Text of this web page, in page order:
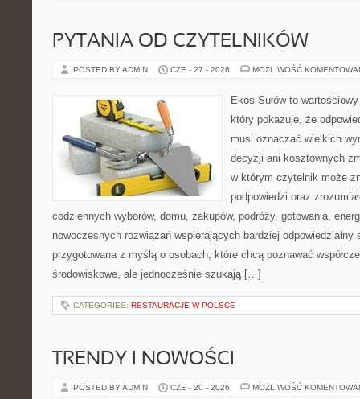
PYTANIA OD CZYTELNIKÓW
POSTED BY ADMIN CZE - 27 - 2026 MOŻLIWOŚĆ
Ekos-Sułów to
który pokazuje, że
musi oznaczać wielkich
decyzji ani kosztownych
w którym czytelnik może
podpowiedzi oraz
codziennych wyborów, domu, zakupów, podróży, gotowania,
nowoczesnych rozwiązań wspierających bardziej odpowiedzialny
przygotowana z myślą o osobach, które chcą poznawać
środowiskowe, ale jednocześnie szukają […]
CATEGORIES: RESTAURACJE W POLSCE
TRENDY I NOWOŚCI
POSTED BY ADMIN CZE - 20 - 2026 MOŻLIWOŚĆ